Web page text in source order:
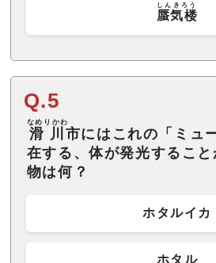
蜃気楼
しんきろう
Q.5
滑川
なめりかわ
市にはこれの「ミュ
在する、体が発光すること
物は何？
ホタルイカ
ホタル